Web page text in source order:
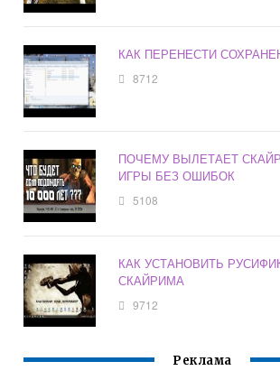
КАК ПЕРЕНЕСТИ
8712
ПОЧЕМУ ВЫЛЕТАЕТ
ИГРЫ БЕЗ ОШИБОК
5108
КАК УСТАНОВИТЬ
СКАЙРИМА
9712
Реклама